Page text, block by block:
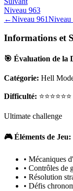
Niveau 963
←Niveau 961Niveau
Informations et
🎯 Évaluation de la
Catégorie: Hell
Difficulté: ⭐⭐⭐⭐⭐⭐
Ultimate challenge
🎮 Éléments de Jeu:
• Mécaniques
• Contrôles de
• Résolution
• Défis